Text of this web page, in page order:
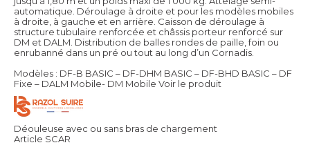
automatique. Déroulage à droite et pour les modèles mobiles
à droite, à gauche et en arrière. Caisson de déroulage à
structure tubulaire renforcée et châssis porteur renforcé sur
DM et DALM. Distribution de balles rondes de paille, foin ou
enrubanné dans un pré ou tout au long d’un Cornadis.
Modèles : DF-B BASIC – DF-DHM BASIC – DF-BHD BASIC – DF
Fixe – DALM Mobile- DM Mobile Voir le produit
Déouleuse avec ou sans bras de chargement
Article SCAR